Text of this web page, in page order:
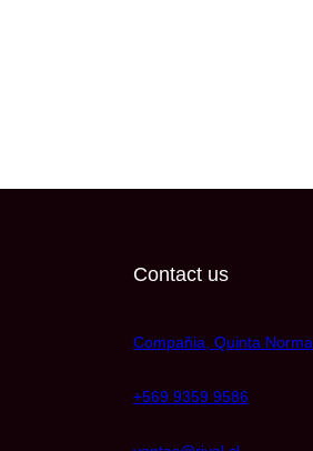
Contact us
Compañia, Quinta
+569 9359 9586